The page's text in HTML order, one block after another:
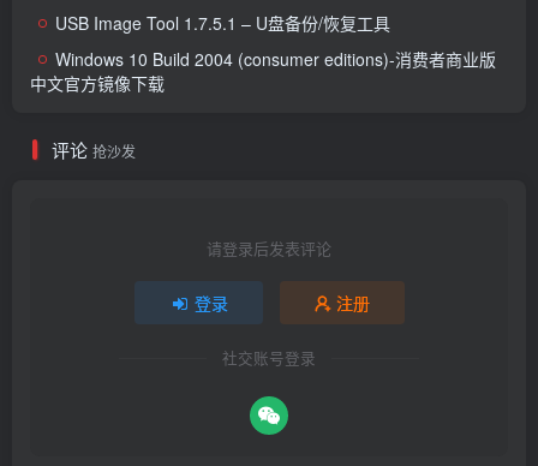
USB Image Tool 1.7.5.1 – U盘备份/恢复工具
Windows 10 Build 2004 (consumer editions)-消费者商业版
中文官方镜像下载
评论 抢沙发
请登录后发表评论
登录 注册
社交账号登录